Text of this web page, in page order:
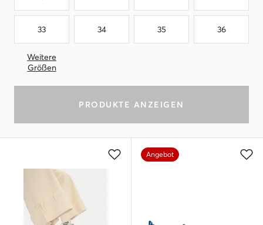
33 34 35 36
Weitere
Größen
PRODUKTE ANZEIGEN
Angebot